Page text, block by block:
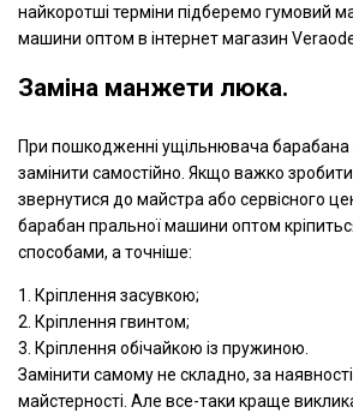
найкоротші терміни підберемо гумовий
машини оптом в інтернет магазин
Заміна манжети люка.
При пошкодженні ущільнювача
замінити самостійно. Якщо важко
звернутися до майстра або сервісного
барабан пральної машини оптом
способами, а точніше:
1. Кріплення засувкою;
2. Кріплення гвинтом;
3. Кріплення обічайкою із пружиною.
Замінити самому не складно, за
майстерності. Але все-таки краще